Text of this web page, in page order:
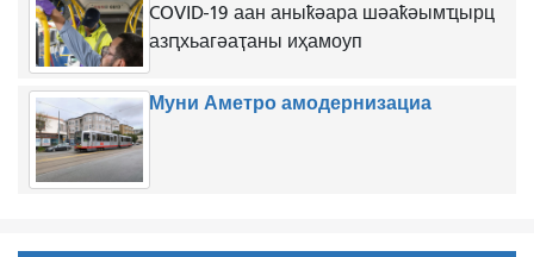
COVID-19 аан аныҟәара шәаҟәымҵырц
азԥхьагәаҭаны иҳамоуп
Муни Аметро амодернизациа